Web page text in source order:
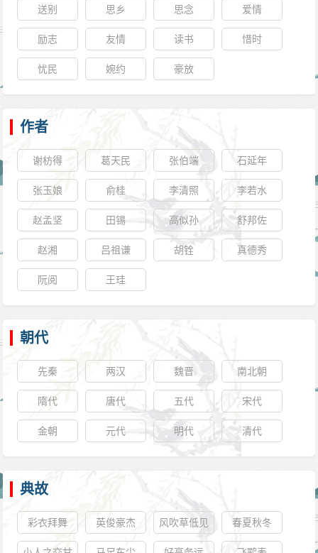
送别 思乡 思念 爱情
励志 友情 读书 惜时
忧民 婉约 豪放
作者
谢枋得 葛天民 张伯端 石延年
张玉娘 俞桂 李清照 李若水
赵孟坚 田锡 高似孙 舒邦佐
赵湘 吕祖谦 胡铨 真德秀
阮阅 王珪
朝代
先秦 两汉 魏晋 南北朝
隋代 唐代 五代 宋代
金朝 元代 明代 清代
典故
彩衣拜舞 英俊豪杰
风吹草低见
牛羊
春夏秋冬